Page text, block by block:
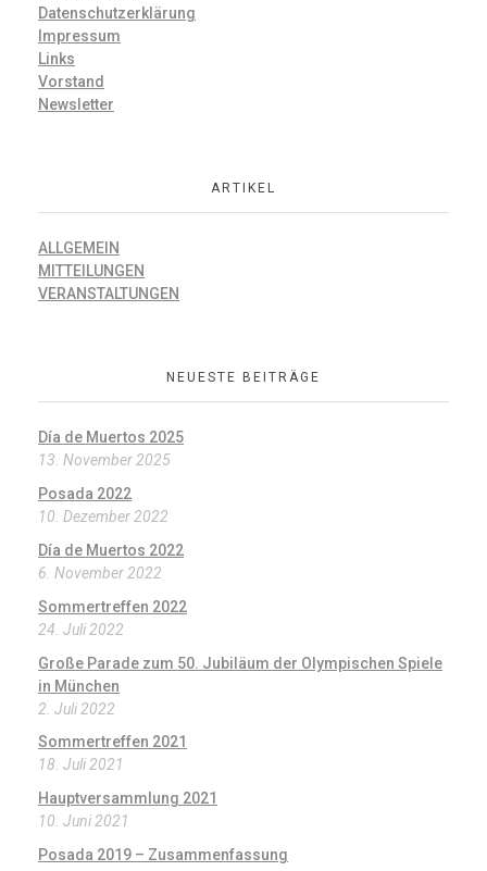
Datenschutzerklärung
Impressum
Links
Vorstand
Newsletter
ARTIKEL
ALLGEMEIN
MITTEILUNGEN
VERANSTALTUNGEN
NEUESTE BEITRÄGE
Día de Muertos 2025
13. November 2025
Posada 2022
10. Dezember 2022
Día de Muertos 2022
6. November 2022
Sommertreffen 2022
24. Juli 2022
Große Parade zum 50. Jubiläum der Olympischen Spiele
in München
2. Juli 2022
Sommertreffen 2021
18. Juli 2021
Hauptversammlung 2021
10. Juni 2021
Posada 2019 – Zusammenfassung